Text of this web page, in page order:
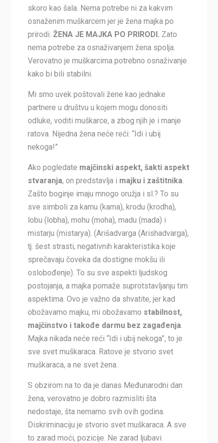
skoro kao šala. Nema potrebe ni za kakvim
osnaženim muškarcem jer je žena majka po
prirodi. ŽENA JE MAJKA PO PRIRODI. Zato
nema potrebe za osnaživanjem žena spolja.
Verovatno je muškarcima potrebno osnaživanje
kako bi bili stabilni.
Mi smo uvek poštovali žene kao jednake
partnere u društvu u kojem mogu donositi
odluke, voditi muškarce, a zbog njih je i manje
ratova. Nijedna žena neće reći: “Idi i ubij
nekoga!”
Ako pogledate majčinski aspekt, šakti aspekt
stvaranja, on predstavlja i majku i zaštitnika
Zašto boginje imaju mnogo oružja i sl.? To su
sve simboli za kamu (kama), krodu (krodha),
lobu (lobha), mohu (moha), madu (mada) i
mistarju (mistarya). (Arišadvarga (Arishadvarga),
tj. šest strasti, negativnih karakteristika koje
sprečavaju čoveka da dostigne mokšu ili
oslobođenje). To su sve aspekti ljudskog
postojanja, a majka pomaže suprotstavljanju tim
aspektima. Ovo je važno da shvatite, jer kad
obožavamo majku, mi obožavamo stabilnost,
majčinstvo i takođe darmu bez zagađenja
Majka nikada neće reći “Idi i ubij nekoga”, to je
sve svet muškaraca. Ratove je stvorio svet
muškaraca, a ne svet žena.
S obzirom na to da je danas Međunarodni dan
žena, verovatno je dobro razmisliti šta
nedostaje, šta nemamo svih ovih godina.
Diskriminaciju je stvorio svet muškaraca. A sve
to zarad moći, pozicije. Ne zarad ljubavi.